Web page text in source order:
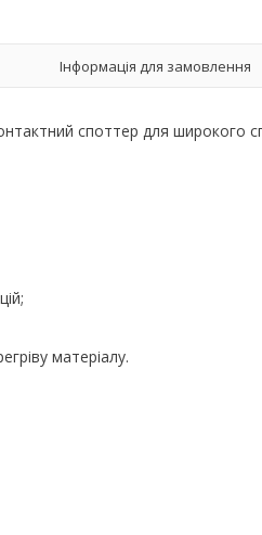
Інформація для замовлення
споттер для широкого
матеріалу.